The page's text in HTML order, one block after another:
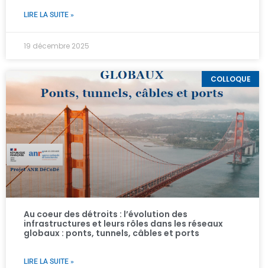
LIRE LA SUITE »
19 décembre 2025
COLLOQUE
Au coeur des détroits : l’évolution des
infrastructures et leurs rôles dans les réseaux
globaux : ponts, tunnels, câbles et ports
LIRE LA SUITE »